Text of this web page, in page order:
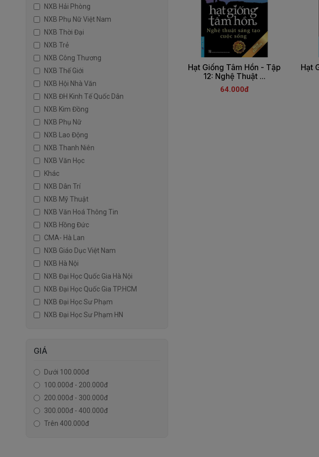
NXB Hải Phòng
NXB Phụ Nữ Việt Nam
NXB Thời Đại
NXB Trẻ
NXB Công Thương
NXB Thế Giới
NXB Hội Nhà Văn
NXB ĐH Kinh Tế Quốc Dân
NXB Kim Đồng
NXB Phụ Nữ
NXB Lao Động
NXB Thanh Niên
NXB Văn Học
Khác
NXB Dân Trí
NXB Mỹ Thuật
NXB Văn Hoá Thông Tin
NXB Hồng Đức
CMA- Hà Lan
NXB Giáo Dục Việt Nam
NXB Hà Nội
NXB Đại Học Quốc Gia Hà Nội
NXB Đại Học Quốc Gia TP.HCM
NXB Đại Học Sư Phạm
NXB Đại Học Sư Phạm HN
GIÁ
Dưới 100.000đ
100.000đ - 200.000đ
200.000đ - 300.000đ
300.000đ - 400.000đ
Trên 400.000đ
Hạt Giống Tâm Hồn - Tập
12: Nghệ Thuật ...
64.000đ
Hạt